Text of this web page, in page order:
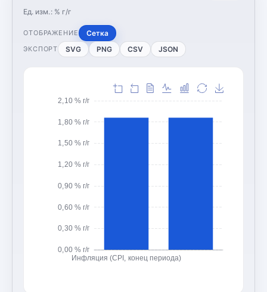
Ед. изм.: % г/г
ОТОБРАЖЕНИЕ Сетка
ЭКСПОРТ SVG PNG CSV JSON
0,00 % г/г
0,30 % г/г
0,60 % г/г
0,90 % г/г
1,20 % г/г
1,50 % г/г
1,80 % г/г
2,10 % г/г
Инфляция (CPI, конец периода)